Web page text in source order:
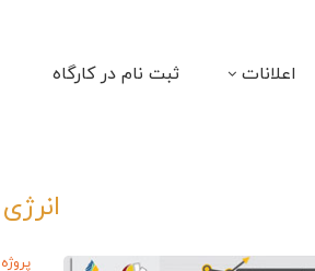
اعلانات ثبت نام در کارگاه
انرژی